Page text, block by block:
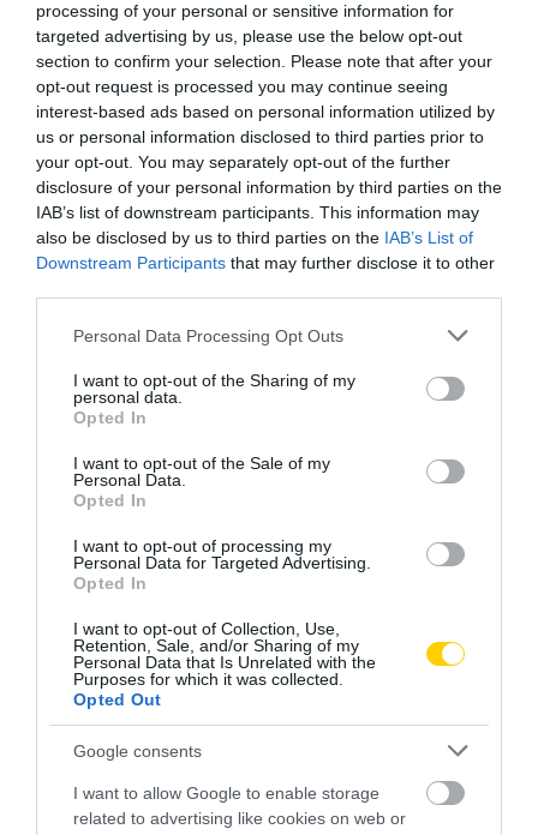
processing of your personal or sensitive information for
targeted advertising by us, please use the below opt-out
section to confirm your selection. Please note that after your
opt-out request is processed you may continue seeing
interest-based ads based on personal information utilized by
us or personal information disclosed to third parties prior to
your opt-out. You may separately opt-out of the further
disclosure of your personal information by third parties on the
IAB’s list of downstream participants. This information may
also be disclosed by us to third parties on the IAB’s List of
Downstream Participants that may further disclose it to other
Please note that this website/app uses one or more Google
not limited to your visit or usage behaviour. You may click to
grant or deny consent to Google and its third-party tags to
use your data for below specified purposes in below Google
consent section.
Personal Data Processing Opt Outs
I want to opt-out of the Sharing of my
personal data.
Opted In
I want to opt-out of the Sale of my
Personal Data.
Opted In
I want to opt-out of processing my
Personal Data for Targeted Advertising.
Opted In
I want to opt-out of Collection, Use,
Retention, Sale, and/or Sharing of my
Personal Data that Is Unrelated with the
Purposes for which it was collected.
Opted Out
Google consents
I want to allow Google to enable storage
related to advertising like cookies on web or